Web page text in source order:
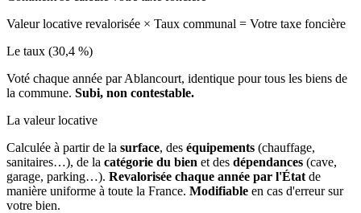
Valeur locative revalorisée × Taux communal = Votre taxe foncière
Le taux (30,4 %)
Voté chaque année par Ablancourt, identique pour tous les biens de
la commune. Subi, non contestable.
La valeur locative
Calculée à partir de la surface, des équipements (chauffage,
sanitaires…), de la catégorie du bien et des dépendances (cave,
garage, parking…). Revalorisée chaque année par l'État de
manière uniforme à toute la France. Modifiable en cas d'erreur sur
votre bien.